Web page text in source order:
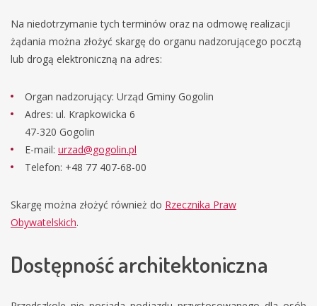
Na niedotrzymanie tych terminów oraz na odmowę realizacji
żądania można złożyć skargę do organu nadzorującego pocztą
lub drogą elektroniczną na adres:
Organ nadzorujący: Urząd Gminy Gogolin
Adres: ul. Krapkowicka 6
47-320 Gogolin
E-mail: urzad@gogolin.pl
Telefon: +48 77 407-68-00
Skargę można złożyć również do Rzecznika Praw
Obywatelskich.
Dostępność architektoniczna